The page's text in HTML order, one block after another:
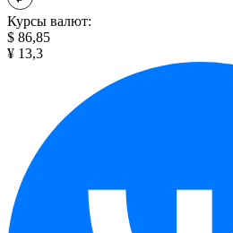
Курсы валют:
$ 86,85
¥ 13,3